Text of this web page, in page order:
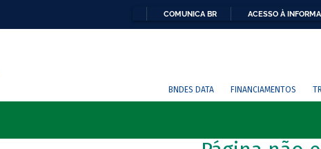
COMUNICA BR ACESSO À
BNDES DATA FINANCIAMENTOS